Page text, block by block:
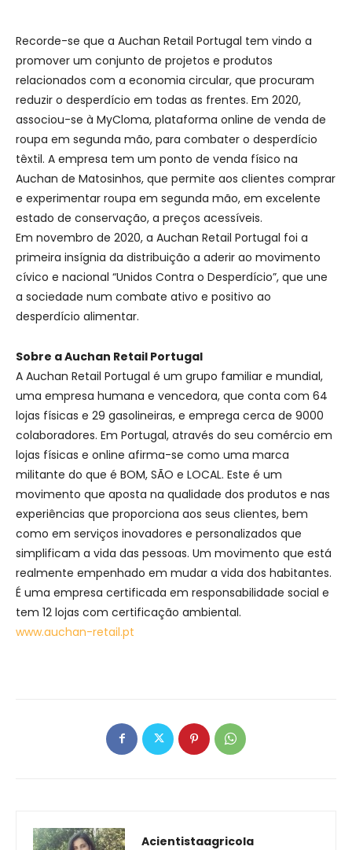
Recorde-se que a Auchan Retail Portugal tem vindo a
promover um conjunto de projetos e produtos
relacionados com a economia circular, que procuram
reduzir o desperdício em todas as frentes. Em 2020,
associou-se à MyCloma, plataforma online de venda de
roupa em segunda mão, para combater o desperdício
têxtil. A empresa tem um ponto de venda físico na
Auchan de Matosinhos, que permite aos clientes comprar
e experimentar roupa em segunda mão, em excelente
estado de conservação, a preços acessíveis.
Em novembro de 2020, a Auchan Retail Portugal foi a
primeira insígnia da distribuição a aderir ao movimento
cívico e nacional “Unidos Contra o Desperdício”, que une
a sociedade num combate ativo e positivo ao
desperdício alimentar.
Sobre a Auchan Retail Portugal
A Auchan Retail Portugal é um grupo familiar e mundial,
uma empresa humana e vencedora, que conta com 64
lojas físicas e 29 gasolineiras, e emprega cerca de 9000
colaboradores. Em Portugal, através do seu comércio em
lojas físicas e online afirma-se como uma marca
militante do que é BOM, SÃO e LOCAL. Este é um
movimento que aposta na qualidade dos produtos e nas
experiências que proporciona aos seus clientes, bem
como em serviços inovadores e personalizados que
simplificam a vida das pessoas. Um movimento que está
realmente empenhado em mudar a vida dos habitantes.
É uma empresa certificada em responsabilidade social e
tem 12 lojas com certificação ambiental.
www.auchan-retail.pt
Acientistaagricola